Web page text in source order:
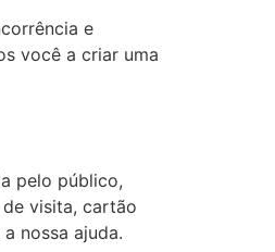
e
você a criar uma
pelo público,
visita, cartão
nossa ajuda.